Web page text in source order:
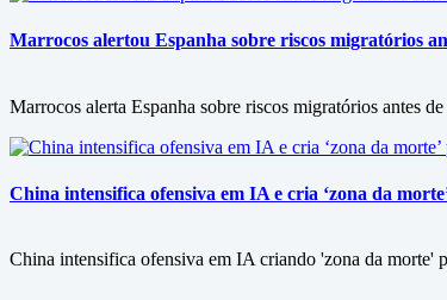
Marrocos alertou Espanha sobre riscos migratórios
Marrocos alerta Espanha sobre riscos migratórios antes
China intensifica ofensiva em IA e cria ‘zona da
China intensifica ofensiva em IA criando 'zona da morte'